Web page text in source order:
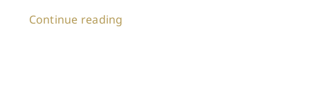
Continue reading